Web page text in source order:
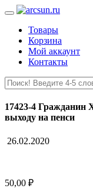
Товары
Корзина
Мой аккаунт
Контакты
17423-4 Гражданин
выходу на пенси
26.02.2020
50,00 ₽